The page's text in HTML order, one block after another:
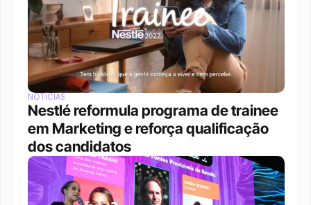
NOTÍCIAS
Nestlé reformula programa de trainee
em Marketing e reforça qualificação
dos candidatos